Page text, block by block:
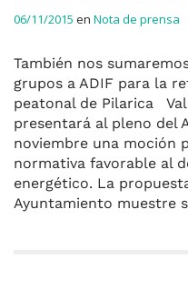
06/11/2015 en Nota de prensa
También nos
grupos a ADIF para la
peatonal de Pilarica
presentará al pleno del
noviembre una moción
normativa favorable al
energético. La
Ayuntamiento muestre